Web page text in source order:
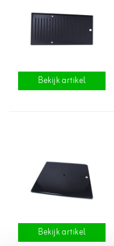
Bekijk artikel
Bekijk artikel